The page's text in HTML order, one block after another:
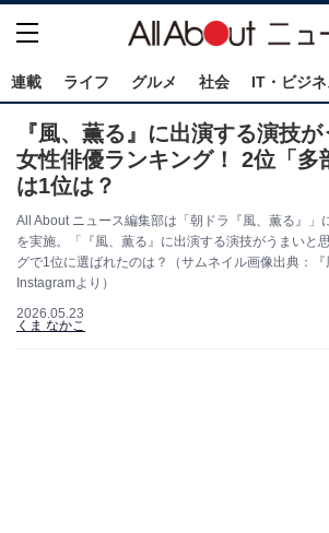
連載 ライフ グルメ 社会 IT・ビジネ
『風、薫る』に出演する演技
女性俳優ランキング！ 2位「多
は1位は？
All About ニュース編集部は「朝ドラ『風、薫る』」
を実施。「『風、薫る』に出演する演技がうまいと
グで1位に選ばれたのは？（サムネイル画像出典：
Instagramより）
2026.05.23
くま なかこ